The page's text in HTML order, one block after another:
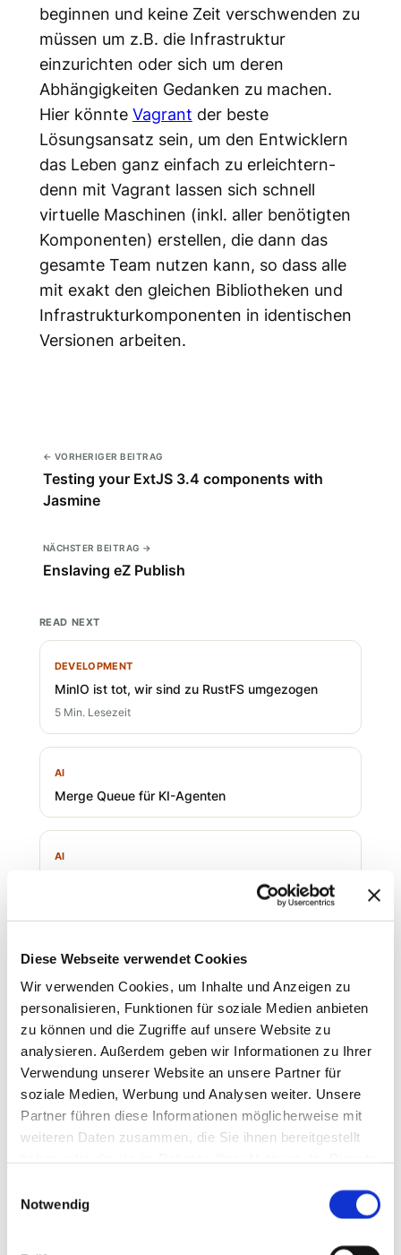
Diese Webseite verwendet Cookies
Wir verwenden Cookies, um Inhalte und Anzeigen zu
personalisieren, Funktionen für soziale Medien anbieten
zu können und die Zugriffe auf unsere Website zu
analysieren. Außerdem geben wir Informationen zu Ihrer
Verwendung unserer Website an unsere Partner für
soziale Medien, Werbung und Analysen weiter. Unsere
Partner führen diese Informationen möglicherweise mit
weiteren Daten zusammen, die Sie ihnen bereitgestellt
Notwendig
beginnen und keine Zeit verschwenden zu
müssen um z.B. die Infrastruktur
einzurichten oder sich um deren
Abhängigkeiten Gedanken zu machen.
Hier könnte Vagrant der beste
Lösungsansatz sein, um den Entwicklern
das Leben ganz einfach zu erleichtern-
denn mit Vagrant lassen sich schnell
virtuelle Maschinen (inkl. aller benötigten
Komponenten) erstellen, die dann das
gesamte Team nutzen kann, so dass alle
mit exakt den gleichen Bibliotheken und
Infrastrukturkomponenten in identischen
Versionen arbeiten.
← VORHERIGER BEITRAG
Testing your ExtJS 3.4 components with
Jasmine
NÄCHSTER BEITRAG →
Enslaving eZ Publish
READ NEXT
DEVELOPMENT
MinIO ist tot, wir sind zu RustFS umgezogen
5 Min. Lesezeit
AI
Merge Queue für KI-Agenten
AI
15 Minuten knallharter Fokus!
In je 15 Minuten alles, was Du wissen
musst!
Im KI-Umfeld muss es schnell gehen. Deswegen
bieten wir euch auch einen schnellen Einstieg in